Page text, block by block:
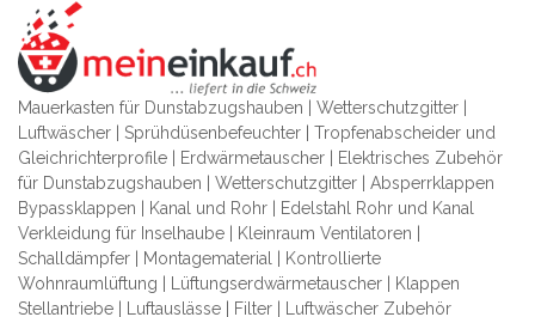
Mauerkasten für Dunstabzugshauben | Wetterschutzgitter |
Luftwäscher | Sprühdüsenbefeuchter | Tropfenabscheider und
Gleichrichterprofile | Erdwärmetauscher | Elektrisches Zubehör
für Dunstabzugshauben | Wetterschutzgitter | Absperrklappen
Bypassklappen | Kanal und Rohr | Edelstahl Rohr und Kanal
Verkleidung für Inselhaube | Kleinraum Ventilatoren |
Schalldämpfer | Montagematerial | Kontrollierte
Wohnraumlüftung | Lüftungserdwärmetauscher | Klappen
Stellantriebe | Luftauslässe | Filter | Luftwäscher Zubehör